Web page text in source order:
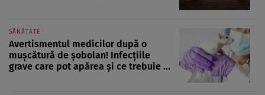
SĂNĂTATE
Avertismentul medicilor după o
mușcătură de șobolan! Infecțiile
grave care pot apărea și ce trebuie ...